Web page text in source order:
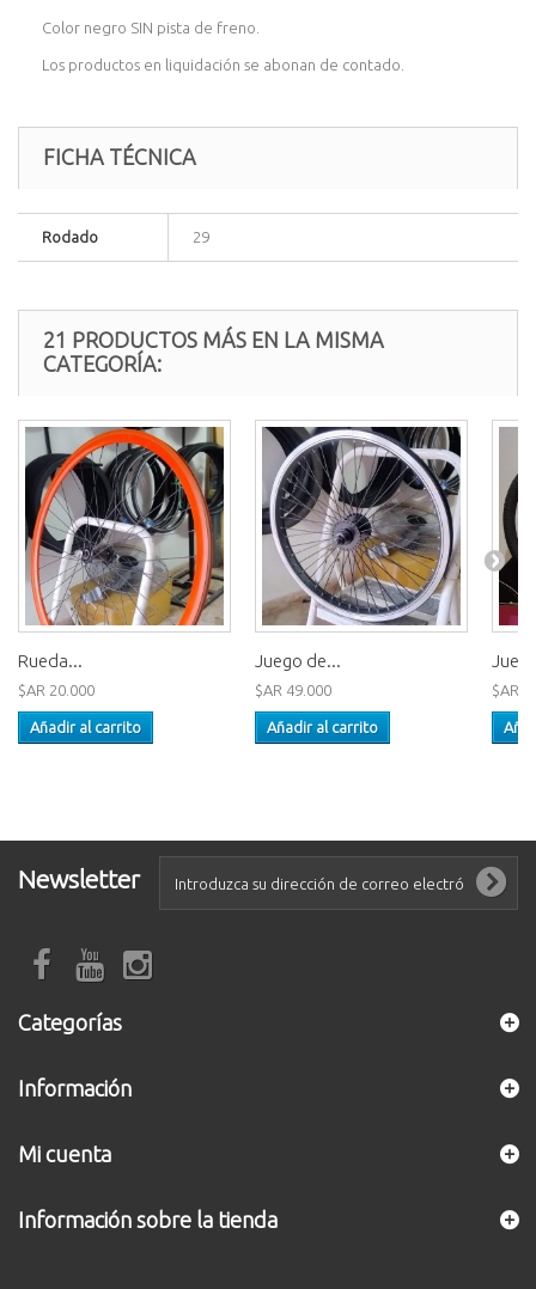
Color negro SIN pista de freno.
Los productos en liquidación se abonan de contado.
FICHA TÉCNICA
Rodado 29
21 PRODUCTOS MÁS EN LA MISMA
CATEGORÍA:
Rueda...
$AR 20.000
Añadir al carrito
Juego de...
$AR 49.000
Añadir al carrito
$AR
Newsletter
Categorías
Información
Mi cuenta
Información sobre la tienda